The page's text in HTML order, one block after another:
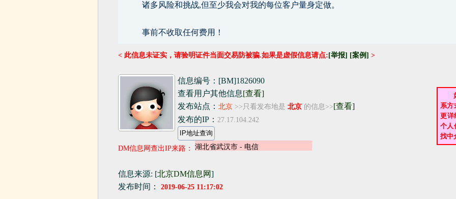
诸多风险和挑战,但至少我会对我的每位客户量身定做。
事前不收取任何费用！
< 此信息未证实，请验明证件当面交易防被骗.如果是虚假信息请点: [举报] [案例] >
系方
更详
个人
找中
信息编号：[BM]1826090
查看用户其他信息[查看]
发布站点： 北京 >>只看发布地是 北京 的信息>>[查看]
发布的IP： 27.17.104.242
DM信息网查出IP来路：
信息来源: [北京DM信息网]
发布时间：
2019-06-25 11:17:02